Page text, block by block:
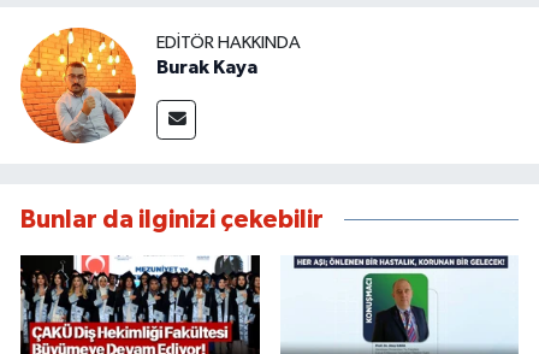
EDITÖR HAKKINDA
Burak Kaya
Bunlar da ilginizi çekebilir